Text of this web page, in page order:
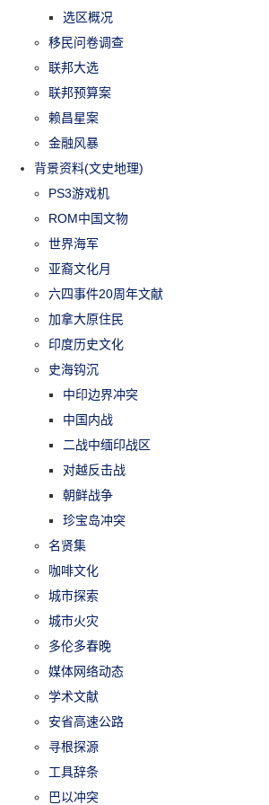
选区概况
移民问卷调查
联邦大选
联邦预算案
赖昌星案
金融风暴
背景资料(文史地理)
PS3游戏机
ROM中国文物
世界海军
亚裔文化月
六四事件20周年文献
加拿大原住民
印度历史文化
史海钩沉
中印边界冲突
中国内战
二战中缅印战区
对越反击战
朝鲜战争
珍宝岛冲突
名贤集
咖啡文化
城市探索
城市火灾
多伦多春晚
媒体网络动态
学术文献
安省高速公路
寻根探源
工具辞条
巴以冲突